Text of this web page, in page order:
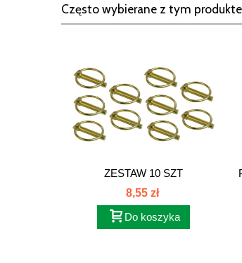
Często wybierane z tym
ZESTAW 10 SZT
ZATYCZEK...
8,55 zł
Do koszyka